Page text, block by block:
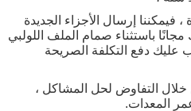
، فيمكننا إرسال الأجزاء الجديدة
مجانًا باستثناء صمام الملف اللولبي
عليك دفع التكلفة الصريحة
خلال التفاوض لحل المشاكل ،
المعدات.